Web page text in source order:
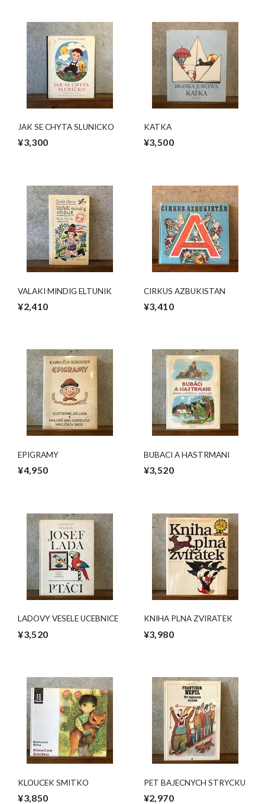
JAK SE CHYTA SLUNICKO
¥3,300
KATKA
¥3,500
VALAKI MINDIG ELTUNIK
¥2,410
CIRKUS AZBUKISTAN
¥3,410
EPIGRAMY
¥4,950
BUBACI A HASTRMANI
¥3,520
LADOVY VESELE UCEBNICE
¥3,520
KNIHA PLNA ZVIRATEK
¥3,980
KLOUCEK SMITKO
¥3,850
PET BAJECNYCH STRYCKU
¥2,970